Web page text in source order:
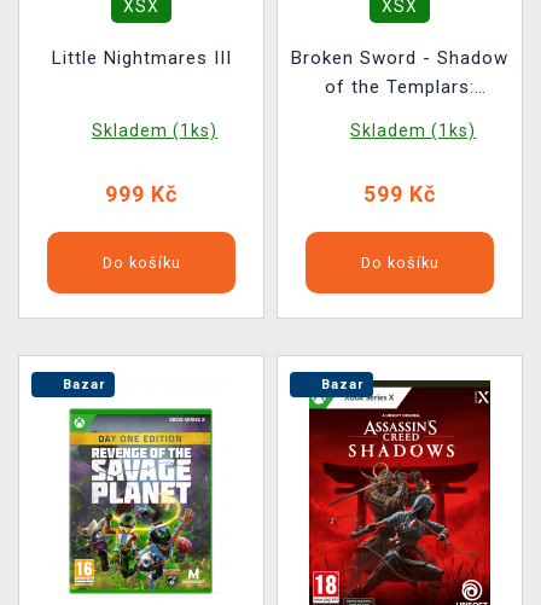
XSX
Little Nightmares III
Skladem (1ks)
999 Kč
Do košíku
XSX
Broken Sword - Shadow
of the Templars:
Skladem (1ks)
599 Kč
Do košíku
Bazar Bazar